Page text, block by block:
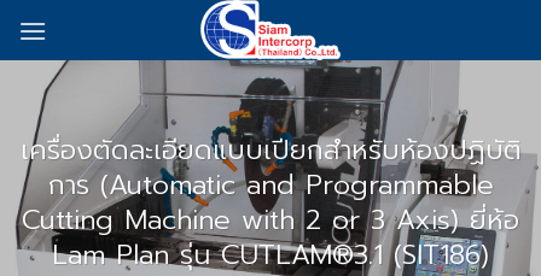
content
เครื่องตัดละเอียดแบบเปียกสำหรับห้องปฏิบัติ
การ (Automatic and Programmable
Cutting Machine with 2 or 3 Axis) ยี่ห้อ
Lam Plan รุ่น CUTLAM®3.1 (SIT186)